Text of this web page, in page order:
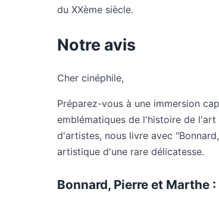
du XXème siècle.
Notre avis
Cher cinéphile,
Préparez-vous à une immersion
emblématiques de l'histoire de
d'artistes, nous livre avec
artistique d'une rare délicatesse.
Bonnard, Pierre et Marthe